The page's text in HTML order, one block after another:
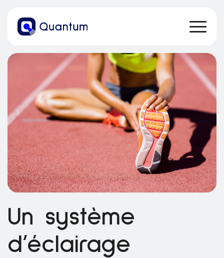
Un système
d’éclairage